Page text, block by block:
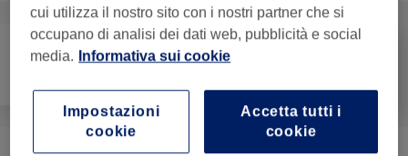
cui utilizza il nostro sito con i nostri partner che si
occupano di analisi dei dati web, pubblicità e social
media. Informativa sui cookie
Accetta tutti i
cookie
Impostazioni
cookie